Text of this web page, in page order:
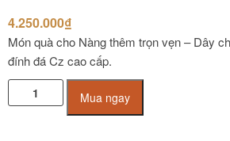
4.250.000₫
Món quà cho Nàng thêm trọn vẹn – Dây
đính đá Cz cao cấp.
vàng
Mua ngay